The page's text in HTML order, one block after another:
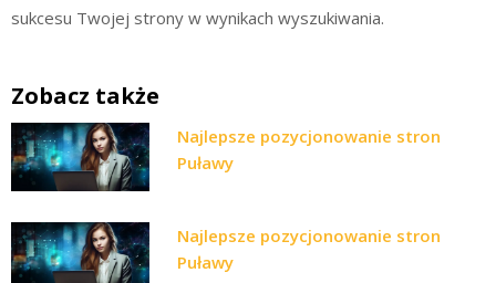
sukcesu Twojej strony w wynikach wyszukiwania.
Zobacz także
Najlepsze pozycjonowanie stron
Puławy
Najlepsze pozycjonowanie stron
Puławy